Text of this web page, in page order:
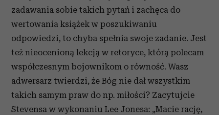
zadawania sobie takich pytań i zachęca do
wertowania książek w poszukiwaniu
odpowiedzi, to chyba spełnia swoje zadanie. Jest
też nieocenioną lekcją w retoryce, którą polecam
współczesnym bojownikom o równość. Wasz
adwersarz twierdzi, że Bóg nie dał wszystkim
takich samym praw do np. miłości? Zacytujcie
Stevensa w wykonaniu Lee Jonesa: „Macie rację,